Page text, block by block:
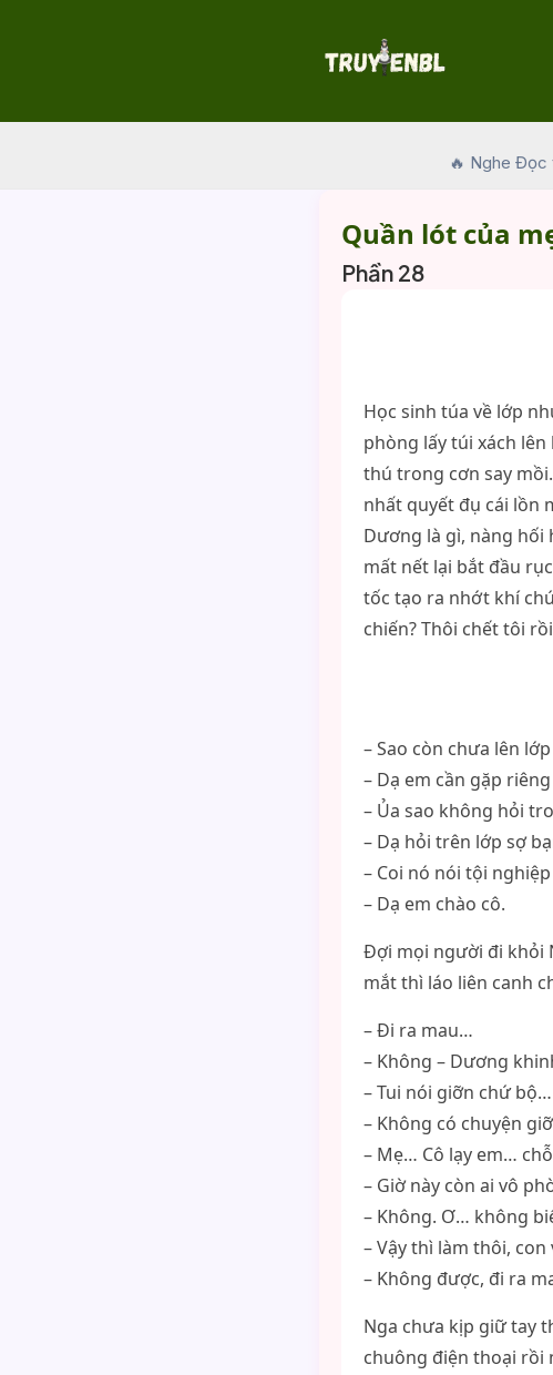
🔥 Nghe Đọc
Quần lót của
Phần 28
Học sinh túa về lớp
phòng lấy túi xách
thú trong cơn say
nhất quyết đụ cái lồn
Dương là gì, nàng hối
mất nết lại bắt đầu
tốc tạo ra nhớt khí
chiến? Thôi chết tôi
– Sao còn chưa lên
– Dạ em cần gặp
– Ủa sao không hỏi
– Dạ hỏi trên lớp sợ
– Coi nó nói tội
– Dạ em chào cô.
Đợi mọi người đi khỏi
mắt thì láo liên canh
– Đi ra mau…
– Không – Dương
– Tui nói giỡn chứ
– Không có chuyện
– Mẹ… Cô lạy em…
– Giờ này còn ai vô
– Không. Ơ… không
– Vậy thì làm thôi,
– Không được, đi ra
Nga chưa kịp giữ tay
chuông điện thoại rồi